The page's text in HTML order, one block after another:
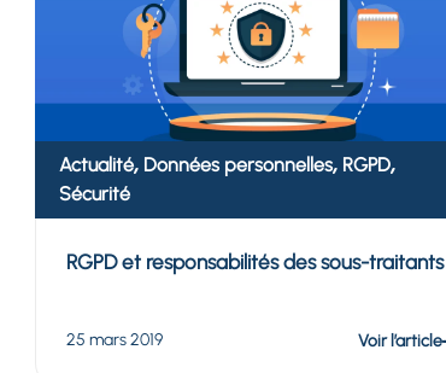
Actualité, Données personnelles, RGPD,
Sécurité
RGPD et responsabilités des sous-traitants
25 mars 2019 Voir l’article